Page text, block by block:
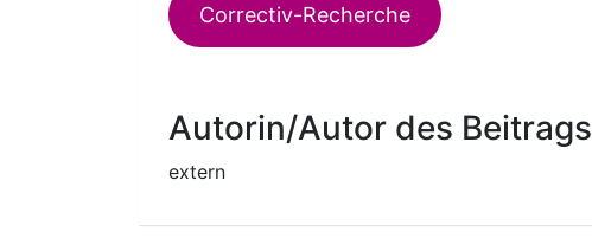
Correctiv-Recherche
Autorin/Autor des Beitrags
extern